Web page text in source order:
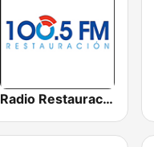
Radio Restauracion